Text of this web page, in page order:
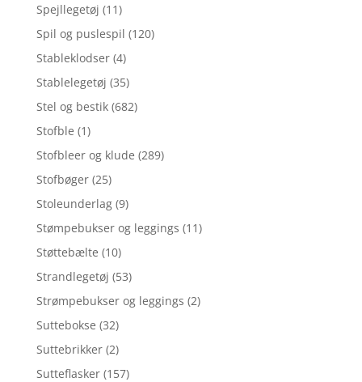
Spejllegetøj (11)
Spil og puslespil (120)
Stableklodser (4)
Stablelegetøj (35)
Stel og bestik (682)
Stofble (1)
Stofbleer og klude (289)
Stofbøger (25)
Stoleunderlag (9)
Stømpebukser og leggings (11)
Støttebælte (10)
Strandlegetøj (53)
Strømpebukser og leggings (2)
Suttebokse (32)
Suttebrikker (2)
Sutteflasker (157)